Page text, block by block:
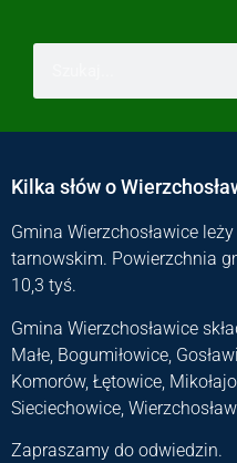
Kilka słów o
Gmina Wierzchosławice
tarnowskim. Powierzchnia
10,3 tyś.
Gmina Wierzchosławice
Małe, Bogumiłowice,
Komorów, Łętowice,
Sieciechowice,
Zapraszamy do odwiedzin.